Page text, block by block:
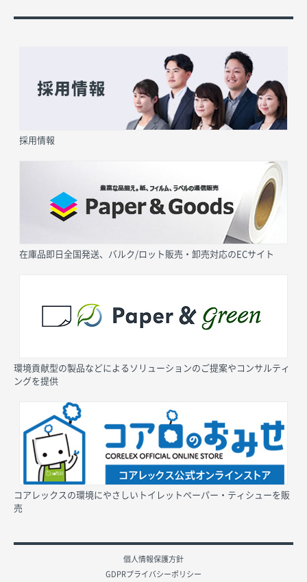
採用情報
在庫品即日全国発送、バルク/ロット販売・卸売対応のECサイト
環境貢献型の製品などによるソリューションのご提案やコンサルティ
ングを提供
コアレックスの環境にやさしいトイレットペーパー・ティシューを販
売
個人情報保護方針
GDPRプライバシーポリシー